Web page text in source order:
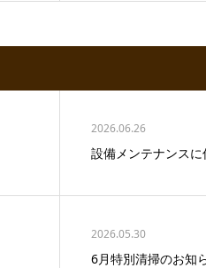
2026.06.26
設備メンテナンス
2026.05.30
6月特別清掃のお知